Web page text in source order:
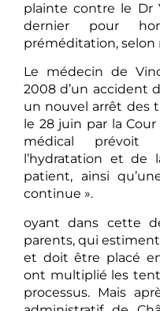
plainte contre le Dr
dernier pour
préméditation, selon
Le médecin de
2008 d’un accident
un nouvel arrêt des
le 28 juin par la
médical prévoit
l’hydratation et
patient, ainsi
continue ».
oyant dans cette
parents, qui
et doit être placé
ont multiplié les
processus. Mais